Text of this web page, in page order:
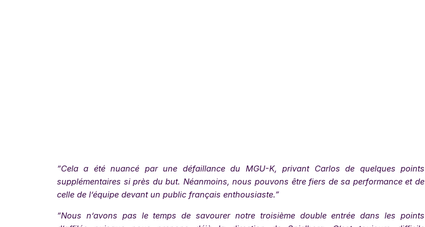
“Cela a été nuancé par une défaillance du MGU-K, privant Carlos de quelques points
supplémentaires si près du but. Néanmoins, nous pouvons être fiers de sa performance et de
celle de l’équipe devant un public français enthousiaste.”
“Nous n’avons pas le temps de savourer notre troisième double entrée dans les points